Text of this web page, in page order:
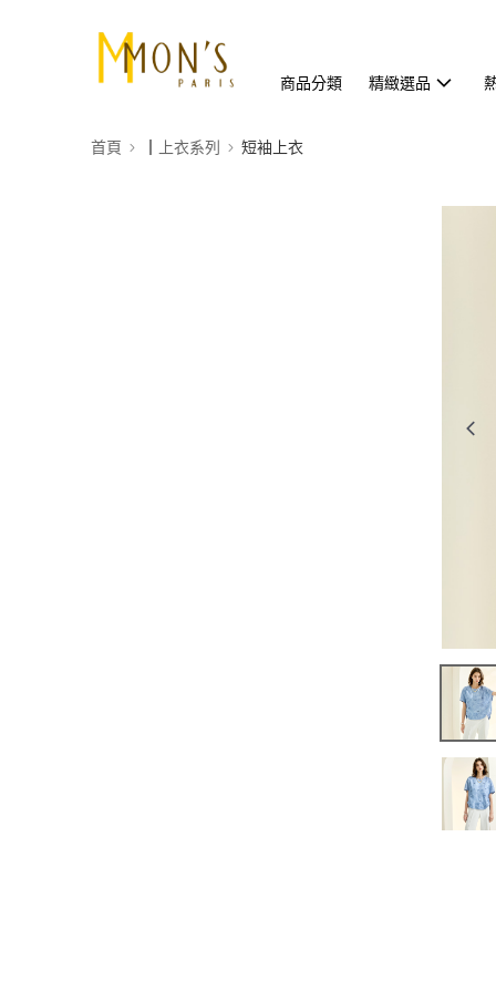
商品分類 精緻選品
首頁 ┃上衣系列 短袖上衣